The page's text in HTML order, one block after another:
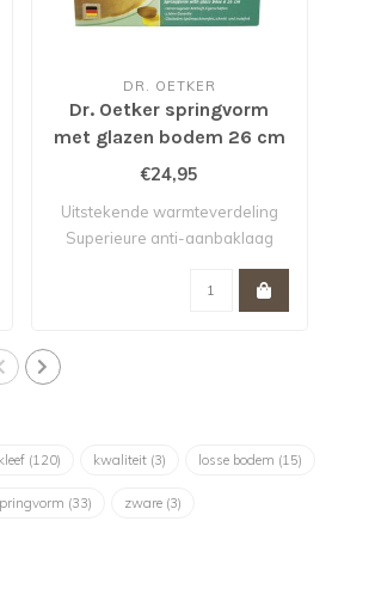
DR. OETKER
Dr. Oetker springvorm
met glazen bodem 26 cm
*
€24,95
Uitstekende warmteverdeling
Superieure anti-aanbaklaag
(120) kwaliteit (3) losse bodem (15)
(33) zware (3)